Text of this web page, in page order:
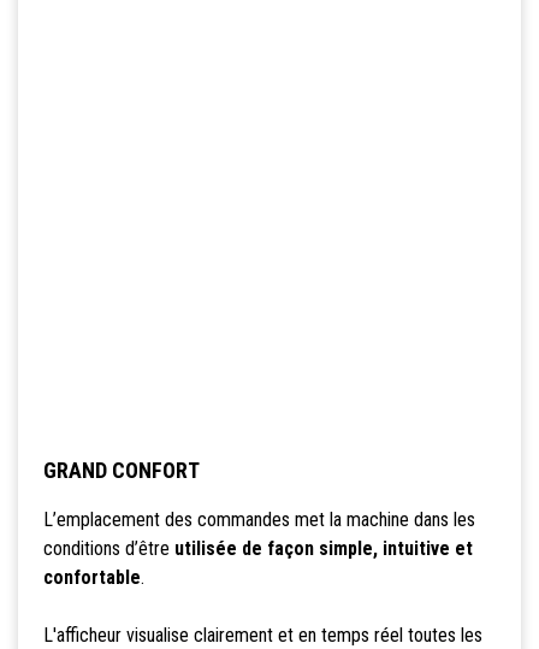
GRAND CONFORT
L’emplacement des commandes met la machine dans les
conditions d’être utilisée de façon simple, intuitive et
confortable.
L'afficheur visualise clairement et en temps réel toutes les